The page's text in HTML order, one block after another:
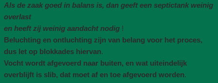
Als de zaak goed in balans is, dan geeft een septictank weinig
overlast
en heeft zij weinig aandacht nodig !
Beluchting en ontluchting zijn van belang voor het proces,
dus let op blokkades hiervan.
Vocht wordt afgevoerd naar buiten, en wat uiteindelijk
overblijft is slib, dat moet af en toe afgevoerd worden.